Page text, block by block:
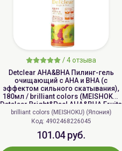
/4 отзыва
Detclear AHA&BHA Пилинг-гель
очищающий с AHA и BHA (с
эффектом сильного скатывания),
180мл / brilliant colors (MEISHOKU)
Detclear Bright&Peel AHA&BHA Fruits
Peeling Jelly
brilliant colors (MEISHOKU) (Япония)
Код: 4902468226045
101.04 руб.